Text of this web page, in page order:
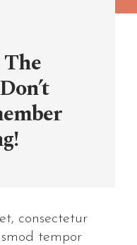
consectetur
tempor